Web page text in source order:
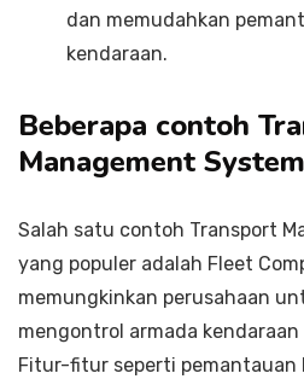
dan memudahkan
kendaraan.
Beberapa contoh
Management System
Salah satu contoh Transport
yang populer adalah Fleet
memungkinkan perusahaan
mengontrol armada kendaraan
Fitur-fitur seperti pemantauan